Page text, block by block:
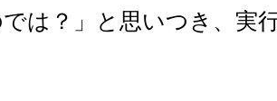
は？」と思いつき、実